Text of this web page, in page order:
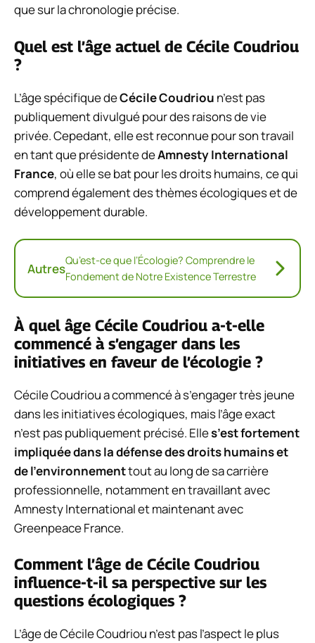
que sur la chronologie précise.
Quel est l’âge actuel de Cécile Coudriou
?
L’âge spécifique deCécile Coudriou n’est pas
publiquement divulgué pour des raisons de vie
privée. Cepedant, elle est reconnue pour son travail
en tant que présidente deAmnesty International
France, où elle se bat pour les droits humains, ce qui
comprend également des thèmes écologiques et de
développement durable.
AutresQu’est-ce que l’Écologie? Comprendre le
Fondement de Notre Existence Terrestre
À quel âge Cécile Coudriou a-t-elle
commencé à s’engager dans les
initiatives en faveur de l’écologie ?
Cécile Coudriou a commencé à s’engager très jeune
dans les initiatives écologiques, mais l’âge exact
n’est pas publiquement précisé. Elles’est fortement
impliquée dans la défense des droits humains et
de l’environnementtout au long de sa carrière
professionnelle, notamment en travaillant avec
Amnesty International et maintenant avec
Greenpeace France.
Comment l’âge de Cécile Coudriou
influence-t-il sa perspective sur les
questions écologiques ?
L’âge de Cécile Coudriou n’est pas l’aspect le plus